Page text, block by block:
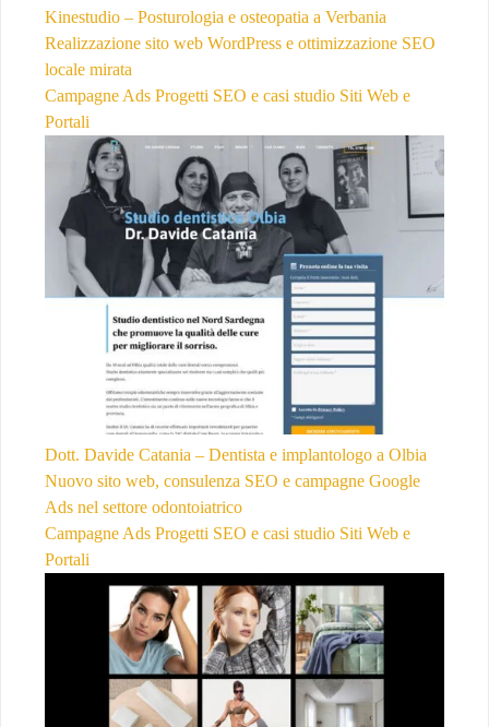
Kinestudio – Posturologia e osteopatia a Verbania
Realizzazione sito web WordPress e ottimizzazione SEO
locale mirata
Campagne Ads Progetti SEO e casi studio Siti Web e
Portali
Dott. Davide Catania – Dentista e implantologo a Olbia
Nuovo sito web, consulenza SEO e campagne Google
Ads nel settore odontoiatrico
Campagne Ads Progetti SEO e casi studio Siti Web e
Portali